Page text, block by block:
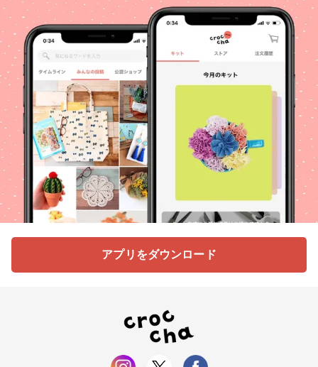
アプリをダウンロード